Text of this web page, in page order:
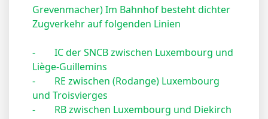
Grevenmacher)Im Bahnhof besteht dichter
Zugverkehr auf folgenden Linien
- IC der SNCB zwischen Luxembourg und
Liège-Guillemins
- RE zwischen (Rodange) Luxembourg
und Troisvierges
- RB zwischen Luxembourg und Diekirch